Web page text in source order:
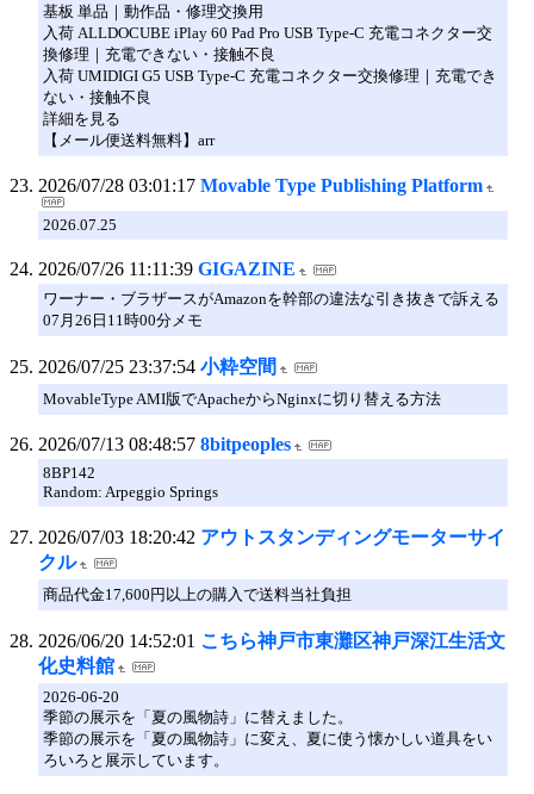
基板 単品｜動作品・修理交換用
入荷 ALLDOCUBE iPlay 60 Pad Pro USB Type-C 充電コネクター交
換修理｜充電できない・接触不良
入荷 UMIDIGI G5 USB Type-C 充電コネクター交換修理｜充電でき
ない・接触不良
詳細を見る
【メール便送料無料】arr
2026/07/28 03:01:17 Movable Type Publishing Platform
2026.07.25
2026/07/26 11:11:39 GIGAZINE
ワーナー・ブラザースがAmazonを幹部の違法な引き抜きで訴える
07月26日11時00分メモ
2026/07/25 23:37:54 小粋空間
MovableType AMI版でApacheからNginxに切り替える方法
2026/07/13 08:48:57 8bitpeoples
8BP142
Random: Arpeggio Springs
2026/07/03 18:20:42 アウトスタンディングモーターサイ
クル
商品代金17,600円以上の購入で送料当社負担
2026/06/20 14:52:01 こちら神戸市東灘区神戸深江生活文
化史料館
2026-06-20
季節の展示を「夏の風物詩」に替えました。
季節の展示を「夏の風物詩」に変え、夏に使う懐かしい道具をい
ろいろと展示しています。